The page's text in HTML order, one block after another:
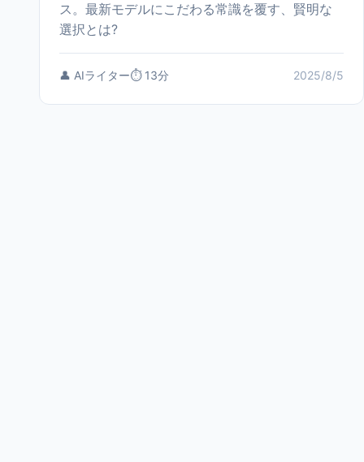
ス。最新モデルにこだわる常識を覆す、賢明な
選択とは?
👤 AIライター⏱️ 13分 2025/8/5